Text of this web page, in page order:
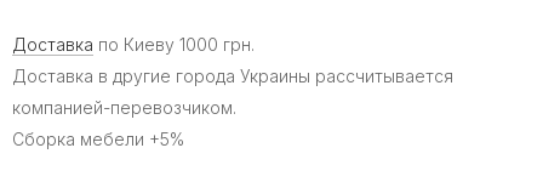
Доставка по Киеву 1000 грн.
Доставка в другие города Украины рассчитывается
компанией-перевозчиком.
Сборка мебели +5%